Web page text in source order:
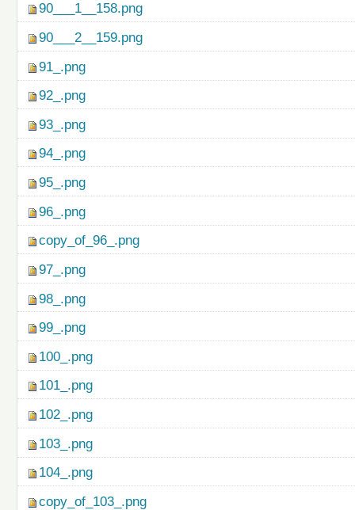
90___1__158.png
90___2__159.png
91_.png
92_.png
93_.png
94_.png
95_.png
96_.png
copy_of_96_.png
97_.png
98_.png
99_.png
100_.png
101_.png
102_.png
103_.png
104_.png
copy_of_103_.png